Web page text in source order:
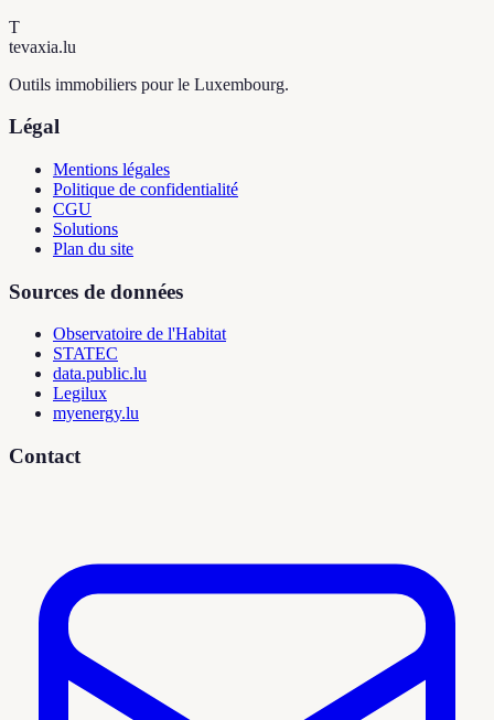
T
tevaxia.lu
Outils immobiliers pour le Luxembourg.
Légal
Mentions légales
Politique de confidentialité
CGU
Solutions
Plan du site
Sources de données
Observatoire de l'Habitat
STATEC
data.public.lu
Legilux
myenergy.lu
Contact